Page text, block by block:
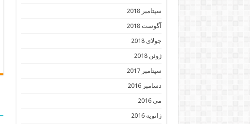
سپتامبر 2018
آگوست 2018
جولای 2018
ژوئن 2018
سپتامبر 2017
دسامبر 2016
می 2016
ژانویه 2016